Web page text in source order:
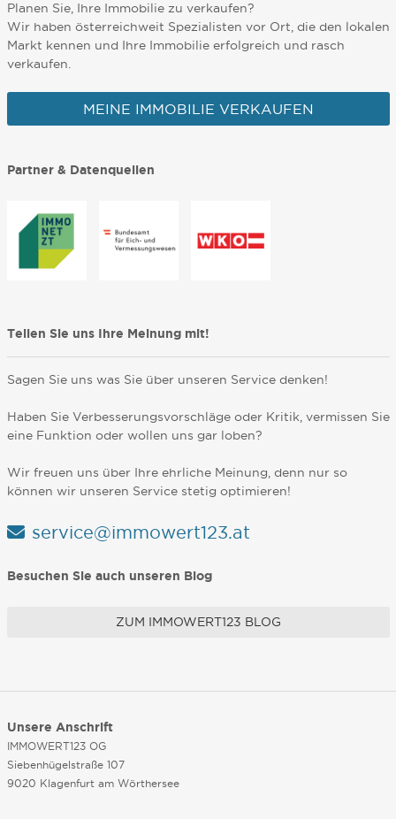
Planen Sie, Ihre Immobilie zu verkaufen?
Wir haben österreichweit Spezialisten vor Ort, die den lokalen
Markt kennen und Ihre Immobilie erfolgreich und rasch
verkaufen.
MEINE IMMOBILIE VERKAUFEN
Partner & Datenquellen
Teilen Sie uns Ihre Meinung mit!
Sagen Sie uns was Sie über unseren Service denken!
Haben Sie Verbesserungsvorschläge oder Kritik, vermissen Sie
eine Funktion oder wollen uns gar loben?
Wir freuen uns über Ihre ehrliche Meinung, denn nur so
können wir unseren Service stetig optimieren!
service@immowert123.at
Besuchen Sie auch unseren Blog
ZUM IMMOWERT123 BLOG
Unsere Anschrift
IMMOWERT123 OG
Siebenhügelstraße 107
9020 Klagenfurt am Wörthersee